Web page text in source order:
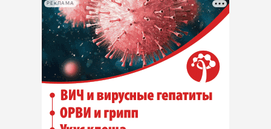
РЕКЛАМА